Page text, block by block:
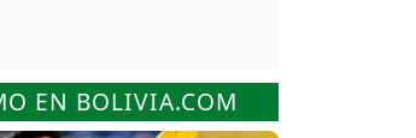
EN BOLIVIA.COM